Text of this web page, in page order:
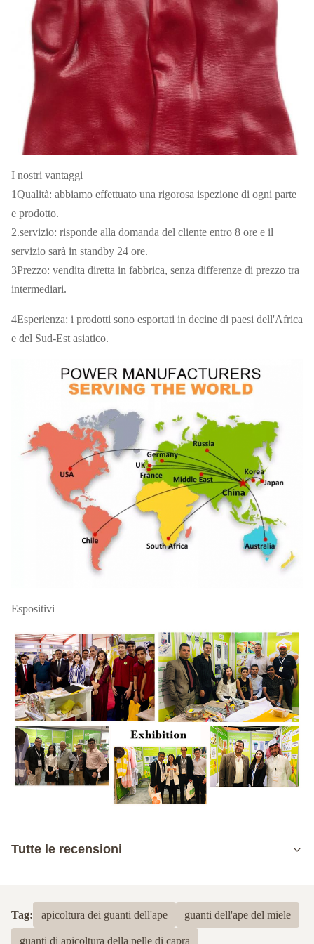
I nostri vantaggi
1Qualità: abbiamo effettuato una rigorosa ispezione di ogni parte
e prodotto.
2.servizio: risponde alla domanda del cliente entro 8 ore e il
servizio sarà in standby 24 ore.
3Prezzo: vendita diretta in fabbrica, senza differenze di prezzo tra
intermediari.
4Esperienza: i prodotti sono esportati in decine di paesi dell'Africa
e del Sud-Est asiatico.
Espositivi
Tutte le recensioni
5.0Sulla base di 50 recensioni recenti
5
100%
Tag: apicoltura dei guanti dell'ape guanti dell'ape del miele
guanti di apicoltura della pelle di capra